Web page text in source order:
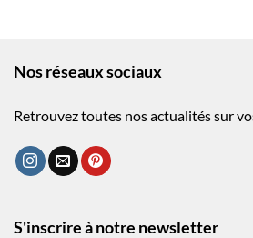
Nos réseaux sociaux
Retrouvez toutes nos actualités sur
S'inscrire à notre newsletter